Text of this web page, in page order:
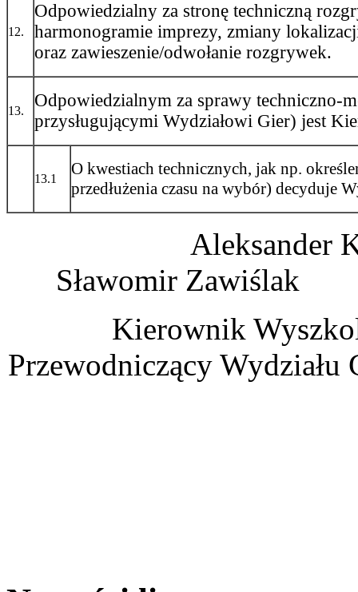
12.
Odpowiedzialny za stronę techniczną
harmonogramie imprezy, zmiany
oraz zawieszenie/odwołanie rozgrywek.
13.
Odpowiedzialnym za sprawy techniczno-
przysługującymi Wydziałowi Gier) jest
13.1
O kwestiach technicznych, jak np.
przedłużenia czasu na wybór) decyduje
Sławomir Zawiślak
Kierownik
Przewodniczący Wydziału